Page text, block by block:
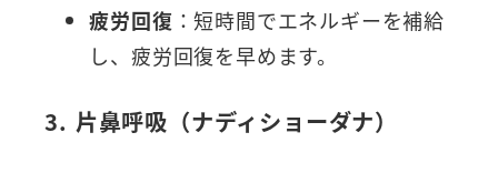
疲労回復 ：短時間でエネルギーを補給
し、疲労回復を早めます。
3. 片鼻呼吸（ナディショーダナ）